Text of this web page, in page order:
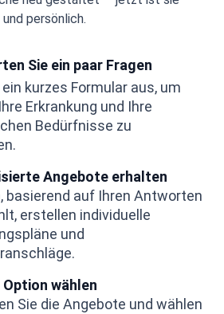
persönlich.
Sie ein paar Fragen
ein kurzes Formular aus, um
Erkrankung und Ihre
Bedürfnisse zu
Angebote erhalten
, basierend auf Ihren Antworten
erstellen individuelle
und
Option wählen
Sie die Angebote und wählen